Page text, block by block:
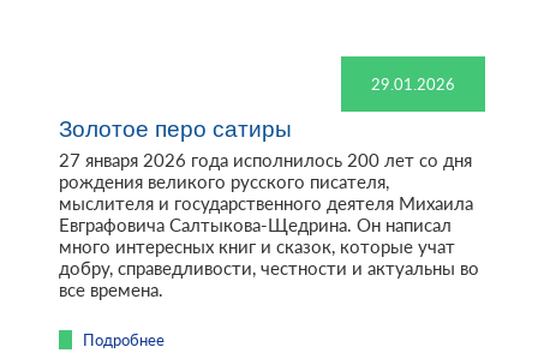
29.01.2026
Золотое перо сатиры
27 января 2026 года исполнилось 200 лет со дня
рождения великого русского писателя,
мыслителя и государственного деятеля Михаила
Евграфовича Салтыкова-Щедрина. Он написал
много интересных книг и сказок, которые учат
добру, справедливости, честности и актуальны во
все времена.
Подробнее